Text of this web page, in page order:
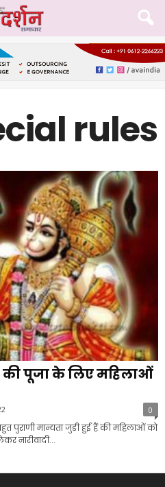
rules
पूजा के लिए महिलाओं
0
पुराणी मान्यता जुडी हुई हैं की महिलाओं को
नारीवादी...